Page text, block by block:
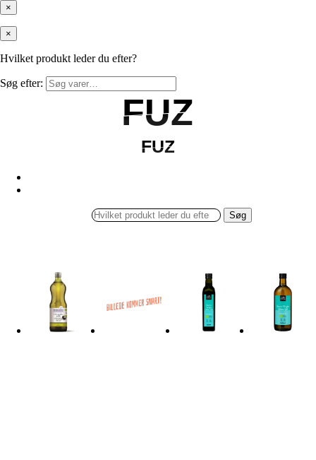
×
×
Hvilket produkt leder du efter?
Søg efter:
FUZ
FUZ
FUZ
FUZ
Søg